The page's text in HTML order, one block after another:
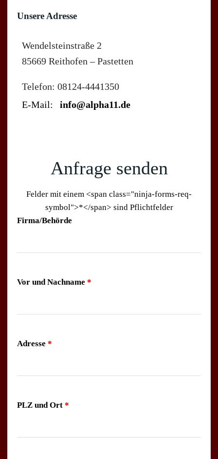
Unsere Adresse
Wendelsteinstraße 2
85669 Reithofen – Pastetten
Telefon: 08124-4441350
E-Mail:
info@alpha11.de
Anfrage senden
Felder mit einem <span class="ninja-forms-req-
symbol">*</span> sind Pflichtfelder
Firma/Behörde
Vor und Nachname *
Adresse *
PLZ und Ort *